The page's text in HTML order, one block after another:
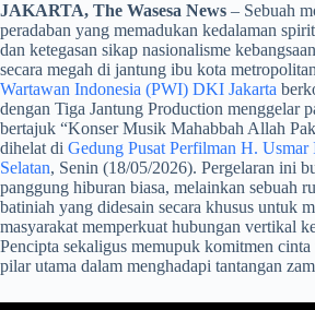
JAKARTA, The Wasesa News – Sebuah
peradaban yang memadukan kedalaman
dan ketegasan sikap nasionalisme
secara megah di jantung ibu kota
Wartawan Indonesia (PWI) DKI Jakarta
dengan Tiga Jantung Production menggelar
bertajuk “Konser Musik Mahabbah Allah
dihelat di Gedung Pusat Perfilman H. Usmar
Selatan, Senin (18/05/2026). Pergelaran ini
panggung hiburan biasa, melainkan sebuah
batiniah yang didesain secara khusus untuk
masyarakat memperkuat hubungan vertikal
Pencipta sekaligus memupuk komitmen cinta
pilar utama dalam menghadapi tantangan